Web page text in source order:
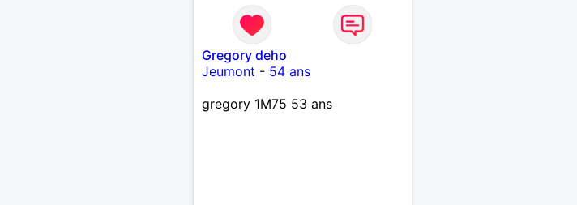
Gregory deho
Jeumont - 54 ans
gregory 1M75 53 ans